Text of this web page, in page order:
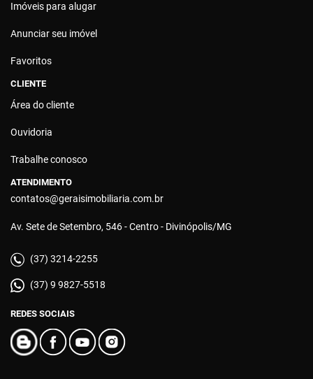
Imóveis para alugar
Anunciar seu imóvel
Favoritos
CLIENTE
Área do cliente
Ouvidoria
Trabalhe conosco
ATENDIMENTO
contatos@geraisimobiliaria.com.br
Av. Sete de Setembro, 546 - Centro - Divinópolis/MG
(37) 3214-2255
(37) 9 9827-5518
REDES SOCIAIS